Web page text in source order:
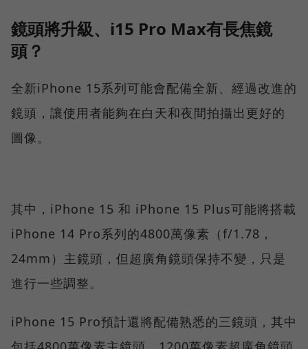
鏡頭將升級、i15 Pro Max有長焦鏡
頭？
全新iPhone 15系列可能會配備全新、經過改進的
鏡頭，讓使用者能夠在白天和夜間拍攝出更好的
圖像。
其中，iPhone 15 和 iPhone 15 Plus可能將搭載
iPhone 14 Pro系列的4800萬像素（f/1.78，
24mm）主鏡頭，但超廣角鏡頭保持不變，只是
進行一些調整。
iPhone 15 Pro預計還將配備熟悉的三鏡頭，其中